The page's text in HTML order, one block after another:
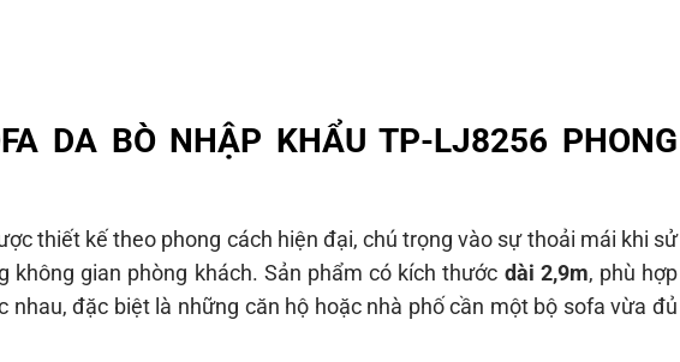
DA BÒ NHẬP KHẨU TP-LJ8256 PHONG
thiết kế theo phong cách hiện đại, chú trọng vào sự thoải mái khi sử
gian phòng khách. Sản phẩm có kích thước dài 2,9m, phù hợp
nhau, đặc biệt là những căn hộ hoặc nhà phố cần một bộ sofa vừa đủ